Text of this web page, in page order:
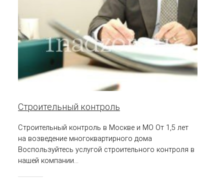
Строительный контроль
Строительный контроль в Москве и МО От 1,5 лет
на возведение многоквартирного дома
Воспользуйтесь услугой строительного контроля в
нашей компании...